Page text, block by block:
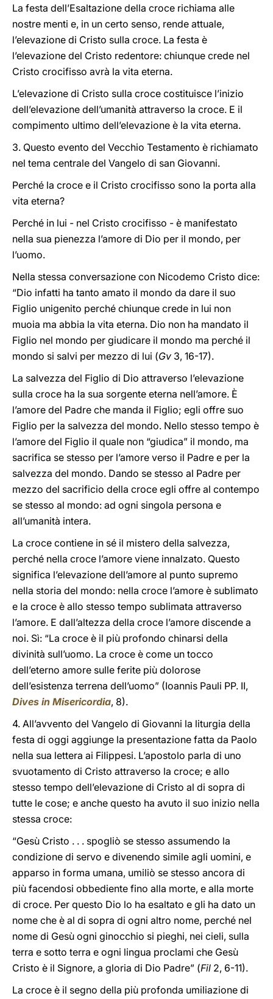
La festa dell’Esaltazione della croce richiama alle
nostre menti e, in un certo senso, rende attuale,
l’elevazione di Cristo sulla croce. La festa è
l’elevazione del Cristo redentore: chiunque crede nel
Cristo crocifisso avrà la vita eterna.
L’elevazione di Cristo sulla croce costituisce l’inizio
dell’elevazione dell’umanità attraverso la croce. E il
compimento ultimo dell’elevazione è la vita eterna.
3. Questo evento del Vecchio Testamento è richiamato
nel tema centrale del Vangelo di san Giovanni.
Perché la croce e il Cristo crocifisso sono la porta alla
vita eterna?
Perché in lui - nel Cristo crocifisso - è manifestato
nella sua pienezza l’amore di Dio per il mondo, per
l’uomo.
Nella stessa conversazione con Nicodemo Cristo dice:
“Dio infatti ha tanto amato il mondo da dare il suo
Figlio unigenito perché chiunque crede in lui non
muoia ma abbia la vita eterna. Dio non ha mandato il
Figlio nel mondo per giudicare il mondo ma perché il
mondo si salvi per mezzo di lui (Gv 3, 16-17).
La salvezza del Figlio di Dio attraverso l’elevazione
sulla croce ha la sua sorgente eterna nell’amore. È
l’amore del Padre che manda il Figlio; egli offre suo
Figlio per la salvezza del mondo. Nello stesso tempo è
l’amore del Figlio il quale non “giudica” il mondo, ma
sacrifica se stesso per l’amore verso il Padre e per la
salvezza del mondo. Dando se stesso al Padre per
mezzo del sacrificio della croce egli offre al contempo
se stesso al mondo: ad ogni singola persona e
all’umanità intera.
La croce contiene in sé il mistero della salvezza,
perché nella croce l’amore viene innalzato. Questo
significa l’elevazione dell’amore al punto supremo
nella storia del mondo: nella croce l’amore è sublimato
e la croce è allo stesso tempo sublimata attraverso
l’amore. E dall’altezza della croce l’amore discende a
noi. Sì: “La croce è il più profondo chinarsi della
divinità sull’uomo. La croce è come un tocco
dell’eterno amore sulle ferite più dolorose
dell’esistenza terrena dell’uomo” (Ioannis Pauli PP. II,
Dives in Misericordia, 8).
4. All’avvento del Vangelo di Giovanni la liturgia della
festa di oggi aggiunge la presentazione fatta da Paolo
nella sua lettera ai Filippesi. L’apostolo parla di uno
svuotamento di Cristo attraverso la croce; e allo
stesso tempo dell’elevazione di Cristo al di sopra di
tutte le cose; e anche questo ha avuto il suo inizio nella
stessa croce:
“Gesù Cristo . . . spogliò se stesso assumendo la
condizione di servo e divenendo simile agli uomini, e
apparso in forma umana, umiliò se stesso ancora di
più facendosi obbediente fino alla morte, e alla morte
di croce. Per questo Dio lo ha esaltato e gli ha dato un
nome che è al di sopra di ogni altro nome, perché nel
nome di Gesù ogni ginocchio si pieghi, nei cieli, sulla
terra e sotto terra e ogni lingua proclami che Gesù
Cristo è il Signore, a gloria di Dio Padre” (Fil 2, 6-11).
La croce è il segno della più profonda umiliazione di